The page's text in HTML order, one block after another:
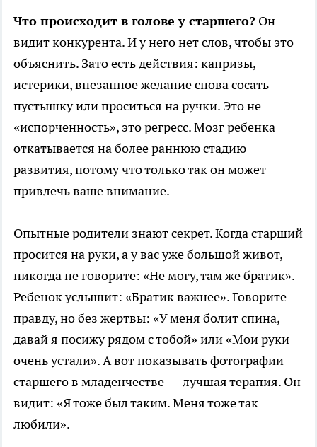
Что происходит в голове у старшего? Он
видит конкурента. И у него нет слов, чтобы это
объяснить. Зато есть действия: капризы,
истерики, внезапное желание снова сосать
пустышку или проситься на ручки. Это не
«испорченность», это регресс. Мозг ребенка
откатывается на более раннюю стадию
развития, потому что только так он может
привлечь ваше внимание.
Опытные родители знают секрет. Когда старший
просится на руки, а у вас уже большой живот,
никогда не говорите: «Не могу, там же братик».
Ребенок услышит: «Братик важнее». Говорите
правду, но без жертвы: «У меня болит спина,
давай я посижу рядом с тобой» или «Мои руки
очень устали». А вот показывать фотографии
старшего в младенчестве — лучшая терапия. Он
видит: «Я тоже был таким. Меня тоже так
любили».